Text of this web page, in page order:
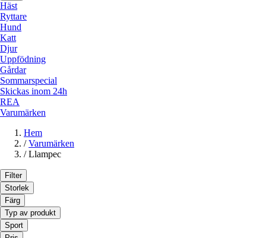
Häst
Ryttare
Hund
Katt
Djur
Uppfödning
Gårdar
Sommarspecial
Skickas inom 24h
REA
Varumärken
Hem
/ Varumärken
/ Llampec
Filter
Storlek
Färg
Typ av produkt
Sport